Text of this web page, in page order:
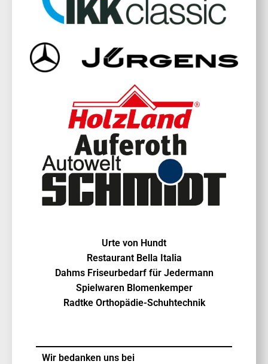
Urte von Hundt
Restaurant Bella Italia
Dahms Friseurbedarf für Jedermann
Spielwaren Blomenkemper
Radtke Orthopädie-Schuhtechnik
Wir bedanken uns bei